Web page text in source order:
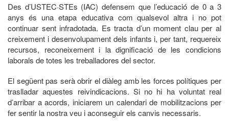
Des d’USTEC·STEs (IAC) defensem que l’educació de 0 a 3
anys és una etapa educativa com qualsevol altra i no pot
continuar sent infradotada. Es tracta d’un moment clau per al
creixement i desenvolupament dels infants i, per tant, requereix
recursos, reconeixement i la dignificació de les condicions
laborals de totes les treballadores del sector.
El següent pas serà obrir el diàleg amb les forces polítiques per
traslladar aquestes reivindicacions. Si no hi ha voluntat real
d’arribar a acords, iniciarem un calendari de mobilitzacions per
fer sentir la nostra veu i aconseguir els canvis necessaris.